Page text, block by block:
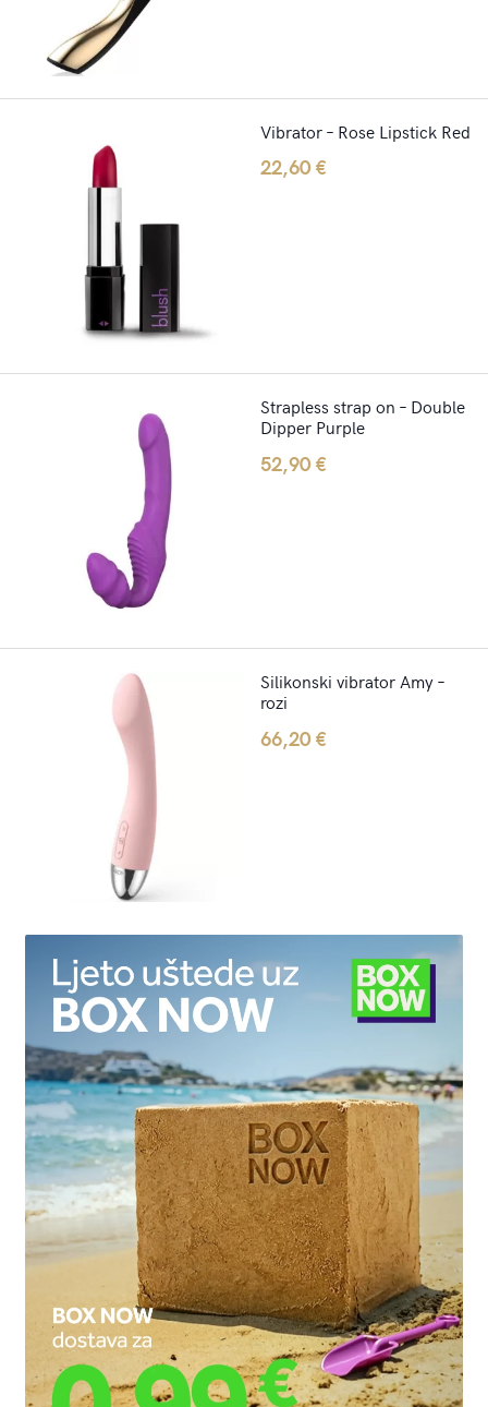
Vibrator – Rose Lipstick Red
22,60€
Strapless strap on – Double
Dipper Purple
52,90€
Silikonski vibrator Amy –
rozi
66,20€